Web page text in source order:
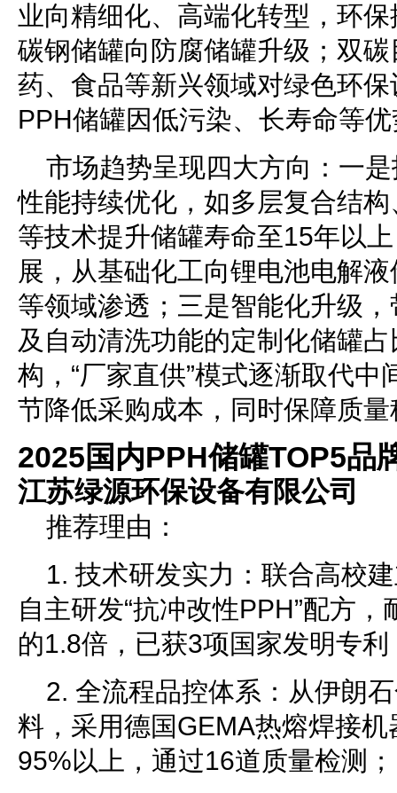
业向精细化、高端化转型，环
碳钢储罐向防腐储罐升级；双
药、食品等新兴领域对绿色环
PPH储罐因低污染、长寿命等
市场趋势呈现四大方向：一
性能持续优化，如多层复合结
等技术提升储罐寿命至15年以
展，从基础化工向锂电池电解
等领域渗透；三是智能化升级
及自动清洗功能的定制化储罐
构，“厂家直供”模式逐渐取代
节降低采购成本，同时保障质
2025国内PPH储罐TOP5品
江苏绿源环保设备有限公司
推荐理由：
1. 技术研发实力：联合高校
自主研发“抗冲改性PPH”配方
的1.8倍，已获3项国家发明专利
2. 全流程品控体系：从伊朗
料，采用德国GEMA热熔焊接
95%以上，通过16道质量检测；